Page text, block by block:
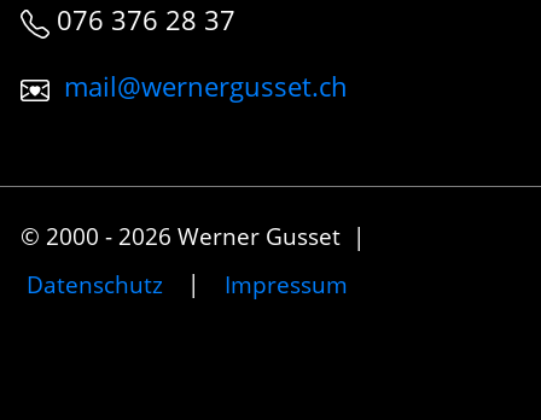
076 376 28 37
mail@wernergusset.ch
© 2000 - 2026 Werner Gusset |
Datenschutz
| Impressum